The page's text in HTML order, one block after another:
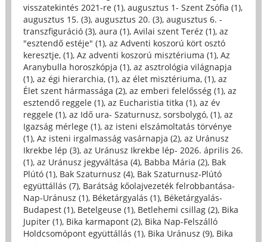
visszatekintés 2021-re (1), augusztus 1- Szent Zsófia (1),
augusztus 15. (3), augusztus 20. (3), augusztus 6. -
transzfiguráció (3), aura (1), Avilai szent Teréz (1), az
"esztendő estéje" (1), az Adventi koszorú kört osztó
keresztje, (1), Az adventi koszorú misztériuma (1), Az
Aranybulla horoszkópja (1), az asztrológia világnapja
(1), az égi hierarchia, (1), az élet misztériuma, (1), az
Élet szent hármassága (2), az emberi felelősség (1), az
esztendő reggele (1), az Eucharistia titka (1), az év
reggele (1), az Idő ura- Szaturnusz, sorsbolygó, (1), az
Igazság mérlege (1), az isteni elszámoltatás törvénye
(1), Az isteni irgalmasság vasárnapja (2), az Uránusz
Ikrekbe lép (3), az Uránusz Ikrekbe lép- 2026. április 26.
(1), az Uránusz jegyváltása (4), Babba Mária (2), Bak
Plútó (1), Bak Szaturnusz (4), Bak Szaturnusz-Plútó
együttállás (7), Barátság kőolajvezeték felrobbantása-
Nap-Uránusz (1), Béketárgyalás (1), Béketárgyalás-
Budapest (1), Betelgeuse (1), Betlehemi csillag (2), Bika
Jupiter (1), Bika karmapont (2), Bika Nap-Felszálló
Holdcsomópont együttállás (1), Bika Uránusz (9), Bika